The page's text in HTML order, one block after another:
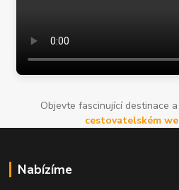
Objevte fascinující destinace
cestovatelském
Nabízíme